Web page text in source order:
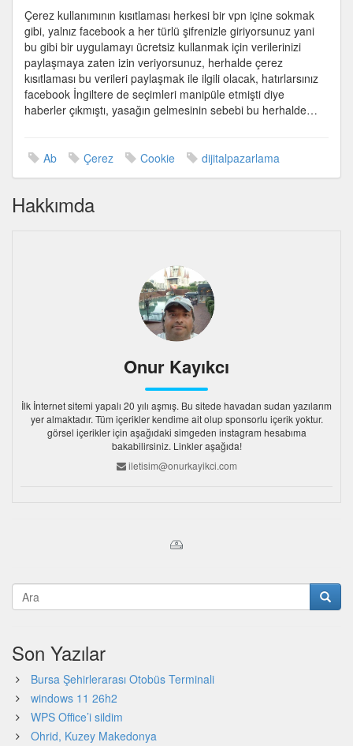
Çerez kullanımının kısıtlaması herkesi bir vpn içine sokmak
gibi, yalnız facebook a her türlü şifrenizle giriyorsunuz yani
bu gibi bir uygulamayı ücretsiz kullanmak için verilerinizi
paylaşmaya zaten izin veriyorsunuz, herhalde çerez
kısıtlaması bu verileri paylaşmak ile ilgili olacak, hatırlarsınız
facebook İngiltere de seçimleri manipüle etmişti diye
haberler çıkmıştı, yasağın gelmesinin sebebi bu herhalde…
Ab Çerez Cookie dijitalpazarlama
Hakkımda
Onur Kayıkcı
İlk İnternet sitemi yapalı 20 yılı aşmış. Bu sitede havadan sudan yazılarım
yer almaktadır. Tüm içerikler kendime ait olup sponsorlu içerik yoktur.
görsel içerikler için aşağıdaki simgeden instagram hesabıma
bakabilirsiniz. Linkler aşağıda!
iletisim@onurkayikci.com
Son Yazılar
Bursa Şehirlerarası Otobüs Terminali
windows 11 26h2
WPS Office’i sildim
Ohrid, Kuzey Makedonya